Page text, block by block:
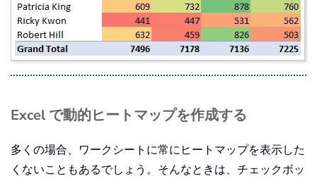
Excel で動的ヒートマップを作成する
多くの場合、ワークシートに常にヒートマップを表示した
くないこともあるでしょう。そんなときは、チェックボッ